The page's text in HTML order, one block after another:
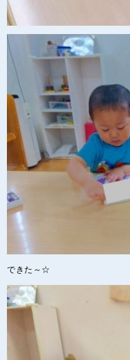
できた～☆